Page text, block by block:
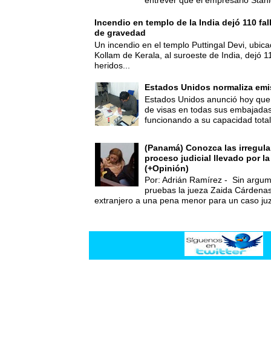
Incendio en templo de la India dejó 110
de gravedad
Un incendio en el templo Puttingal Devi,
Kollam de Kerala, al suroeste de India, dejó
heridos...
Estados Unidos normaliza
Estados Unidos anunció hoy
de visas en todas sus
funcionando a su capacidad
(Panamá) Conozca las
proceso judicial llevado por
(+Opinión)
Por: Adrián Ramírez - Sin
pruebas la jueza Zaida
extranjero a una pena menor para un caso